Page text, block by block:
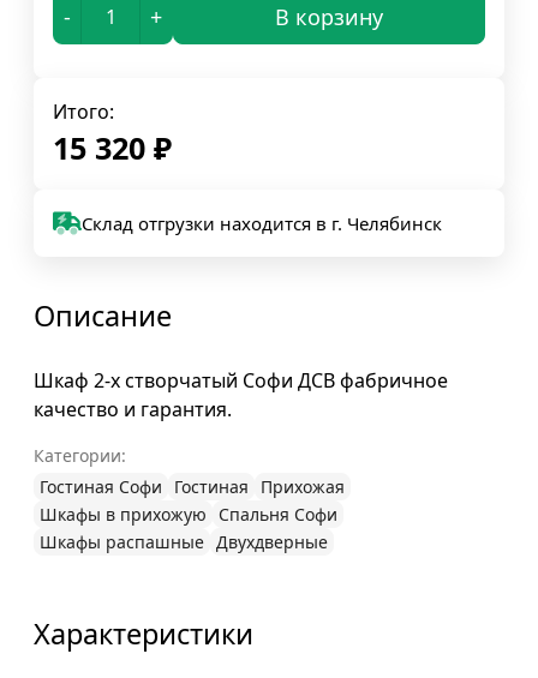
- + В корзину
Итого:
15 320 ₽
Склад отгрузки находится в г. Челябинск
Описание
Шкаф 2-х створчатый Софи ДСВ фабричное
качество и гарантия.
Категории:
Гостиная Софи
Гостиная
Прихожая
Шкафы в прихожую
Спальня Софи
Шкафы распашные Двухдверные
Характеристики